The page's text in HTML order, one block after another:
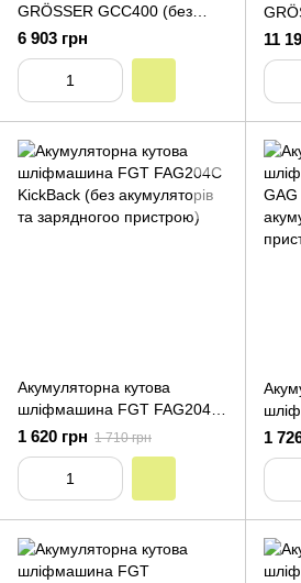
GRÖSSER GCC400 (без
акумуляторів та зарядного
пристрою)
6 903 грн
x2,
11
Акумуляторна кутова
шліфмашина FGT FAG204C
KickBack (без акумуляторів
та зарядногоо пристрою)
1 620 грн 1 710 грн
GAG
1